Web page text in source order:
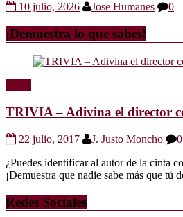
10 julio, 2026 Jose Humanes 0
¡Demuestra lo que sabes!
TRIVIA – Adivina el director
22 julio, 2017 J. Justo Moncho
0
¿Puedes identificar al autor de la cinta
¡Demuestra que nadie sabe más que tú
Redes Sociales